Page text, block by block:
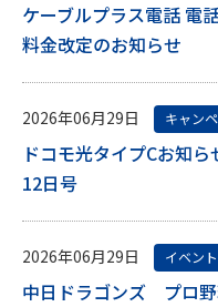
ケーブルプラス電話 電
料金改定のお知らせ
2026年06月29日 キャン
ドコモ光タイプCお知
12日号
2026年06月29日 イベント
中日ドラゴンズ プロ